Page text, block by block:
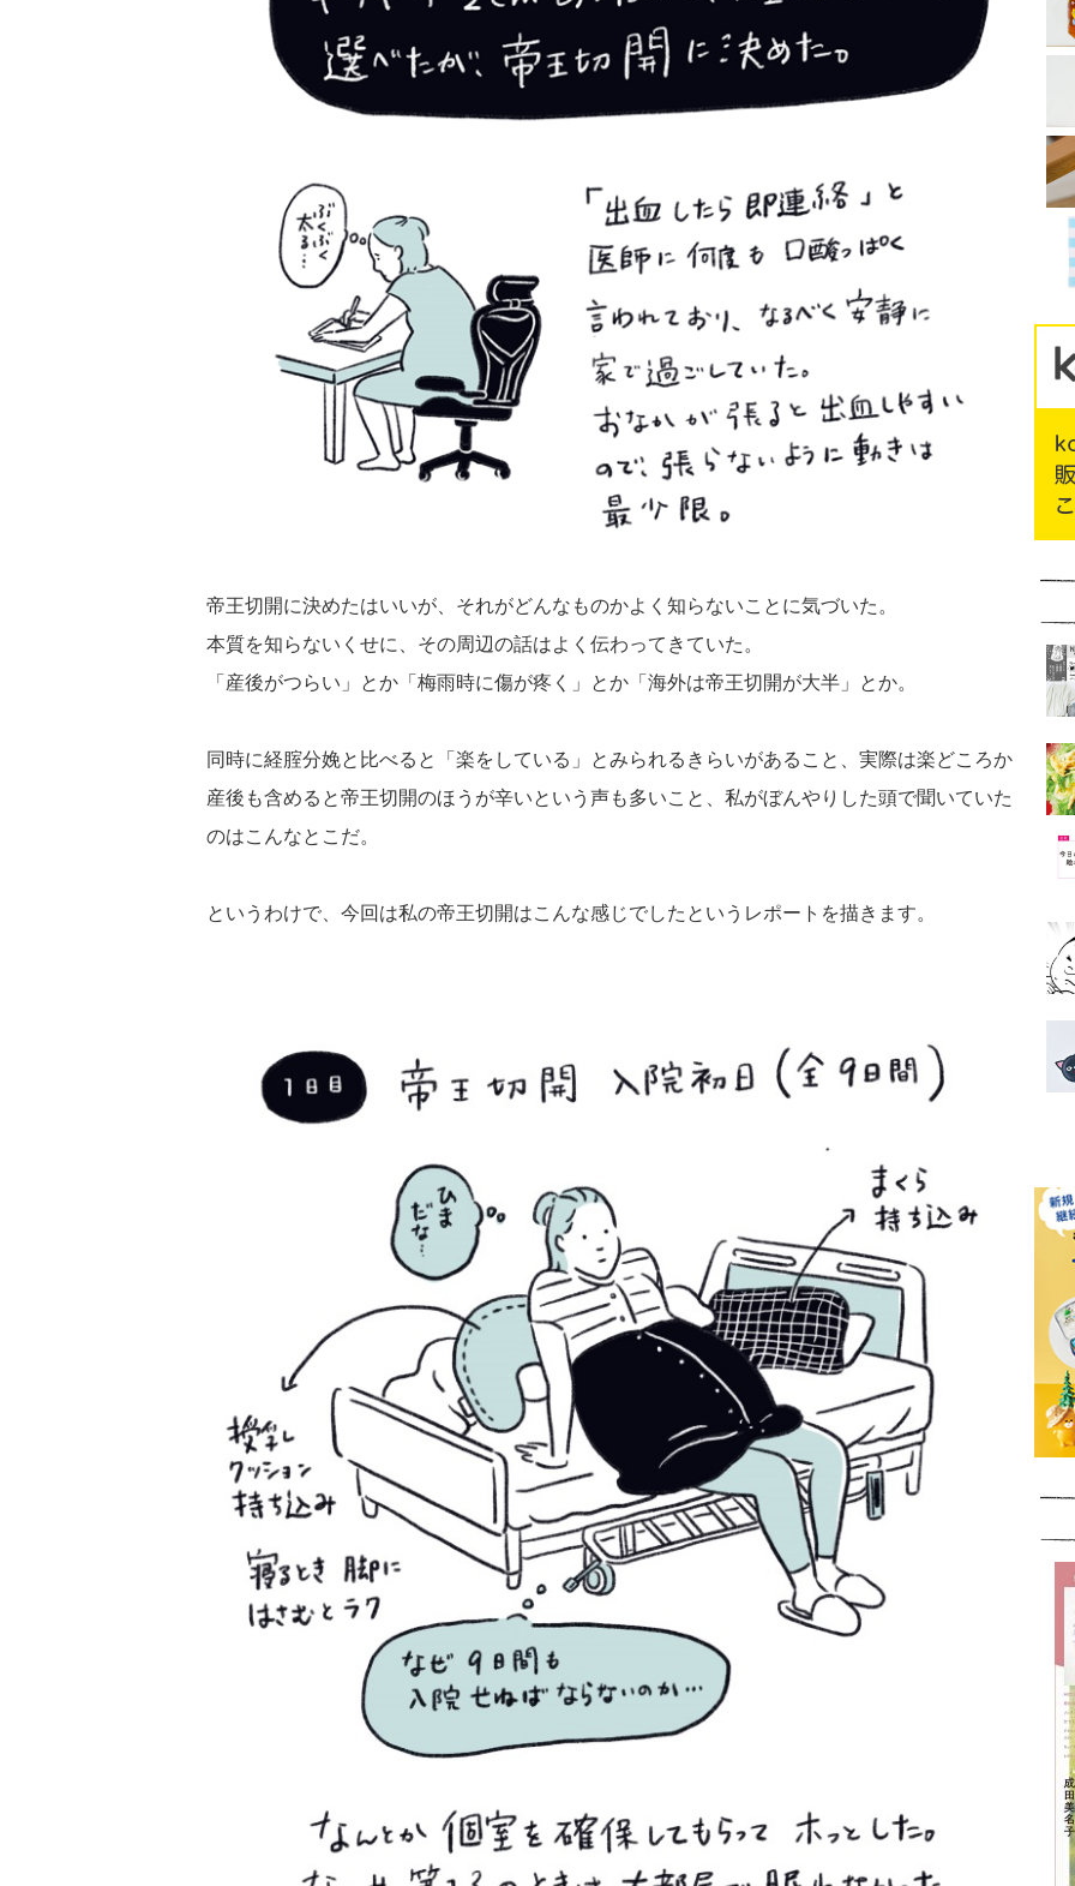
帝王切開に決めたはいいが、それがどんなものかよく知らないことに気づいた。
本質を知らないくせに、その周辺の話はよく伝わってきていた。
「産後がつらい」とか「梅雨時に傷が疼く」とか「海外は帝王切開が大半」とか。
同時に経腟分娩と比べると「楽をしている」とみられるきらいがあること、実際は楽どころか
産後も含めると帝王切開のほうが辛いという声も多いこと、私がぼんやりした頭で聞いていた
のはこんなとこだ。
というわけで、今回は私の帝王切開はこんな感じでしたというレポートを描きます。